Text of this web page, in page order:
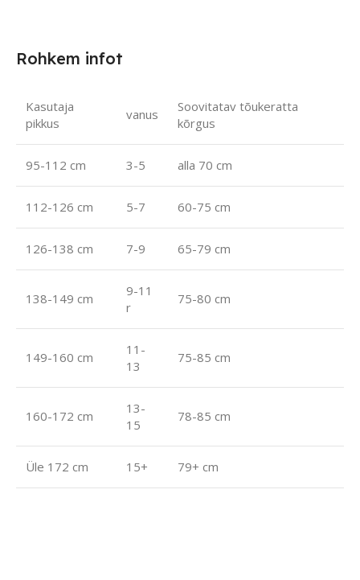
Rohkem infot
Kasutaja
pikkus
vanus
Soovitatav tõukeratta
kõrgus
95-112 cm 3-5 alla 70 cm
112-126 cm 5-7 60-75 cm
126-138 cm 7-9 65-79 cm
138-149 cm
9-11
r
75-80 cm
149-160 cm
11-
13
75-85 cm
160-172 cm
13-
15
78-85 cm
Üle 172 cm 15+ 79+ cm